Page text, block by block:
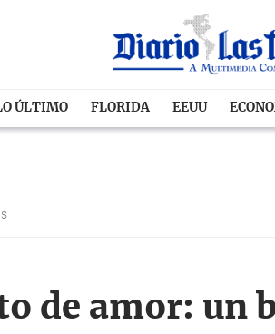
ÚLTIMO FLORIDA EEUU
de amor: un